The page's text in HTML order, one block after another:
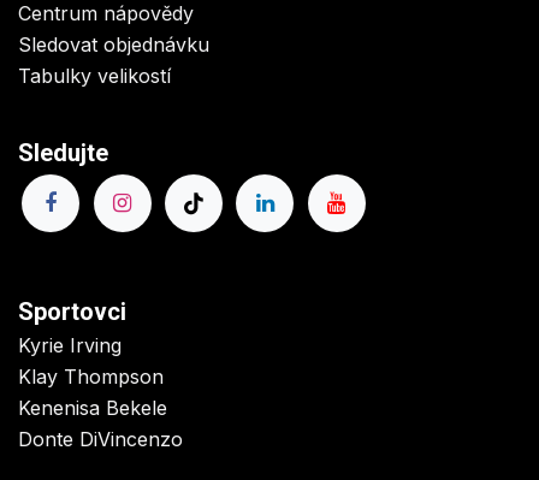
Centrum nápovědy
Sledovat objednávku
Tabulky velikostí
Sledujte
Sportovci
Kyrie Irving
Klay Thompson
Kenenisa Bekele
Donte DiVincenzo